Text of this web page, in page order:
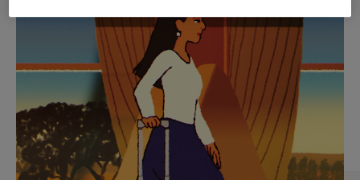
IS
NIET
GEPAUZEERD,
DRUK
OP
OM
GELUID
VAN
DE
VIDEO
IS
UITGESCHAKELD.
SELECTIE VAN GESCHENKEN
Ontdek de perfecte metgezel
voor elke reis